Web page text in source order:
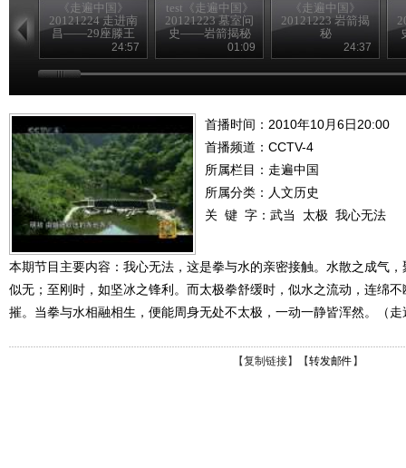
《走遍中国》
20121224 走进南
昌——29座滕王
24:57
test《走遍中国》
20121223 墓室问
史——岩箭揭秘
01:09
《走遍中国》
20121223 岩箭揭
秘
24:37
首播时间：2010年10月6日20:00
首播频道： CCTV-4
所属栏目： 走遍中国
所属分类：人文历史
关 键 字： 武当 太极 我心无法
本期节目主要内容：我心无法，这是拳与水的亲密接触。水散之成气
似无；至刚时，如坚冰之锋利。而太极拳舒缓时，似水之流动，连绵
摧。当拳与水相融相生，便能周身无处不太极，一动一静皆浑然。（
【复制链接】【转发邮件 】